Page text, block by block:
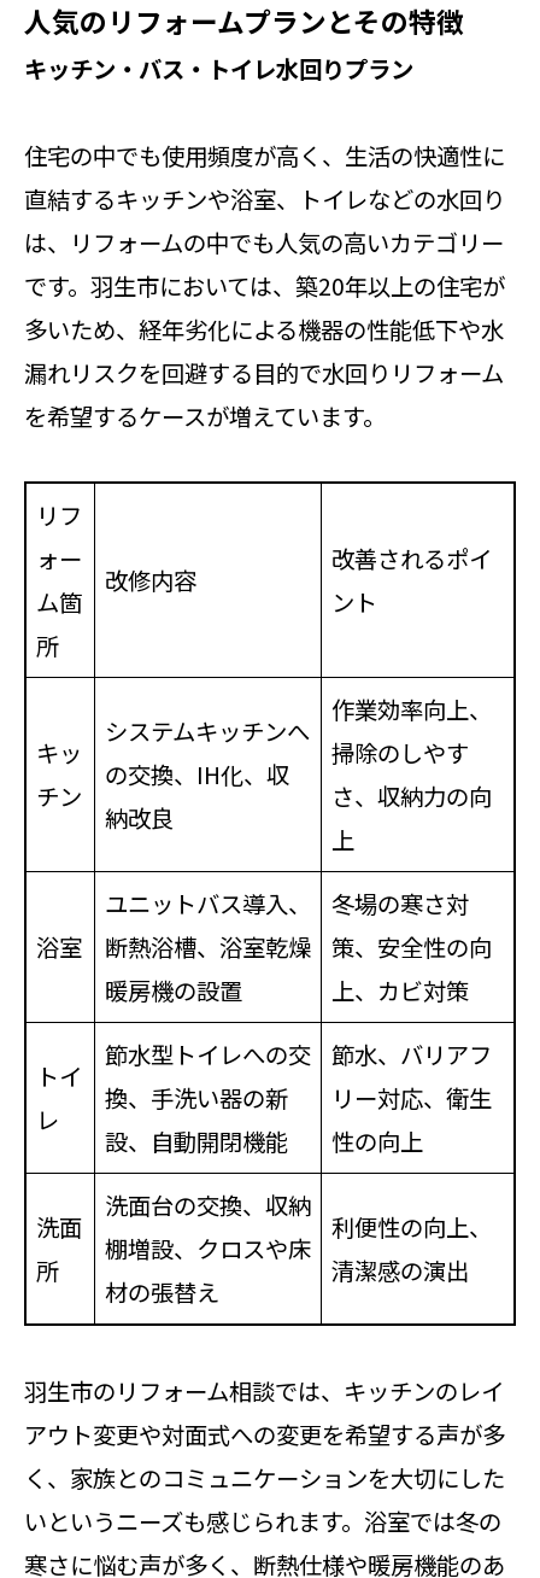
人気のリフォームプランとその特徴
キッチン・バス・トイレ水回りプラン
住宅の中でも使用頻度が高く、生活の快適性に
直結するキッチンや浴室、トイレなどの水回り
は、リフォームの中でも人気の高いカテゴリー
です。羽生市においては、築20年以上の住宅が
多いため、経年劣化による機器の性能低下や水
漏れリスクを回避する目的で水回りリフォーム
を希望するケースが増えています。
リフ
ォー
ム箇
所
改修内容
改善されるポイ
ント
キッ
チン
システムキッチンへ
の交換、IH化、収
納改良
作業効率向上、
掃除のしやす
さ、収納力の向
上
浴室
ユニットバス導入、
断熱浴槽、浴室乾燥
暖房機の設置
冬場の寒さ対
策、安全性の向
上、カビ対策
トイ
レ
節水型トイレへの交
換、手洗い器の新
設、自動開閉機能
節水、バリアフ
リー対応、衛生
性の向上
洗面
所
洗面台の交換、収納
棚増設、クロスや床
材の張替え
利便性の向上、
清潔感の演出
羽生市のリフォーム相談では、キッチンのレイ
アウト変更や対面式への変更を希望する声が多
く、家族とのコミュニケーションを大切にした
いというニーズも感じられます。浴室では冬の
寒さに悩む声が多く、断熱仕様や暖房機能のあ